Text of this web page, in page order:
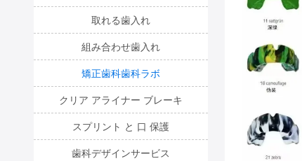
取れる歯入れ
組み合わせ歯入れ
矯正歯科歯科ラボ
クリア アライナー ブレーキ
スプリント と 口 保護
歯科デザインサービス